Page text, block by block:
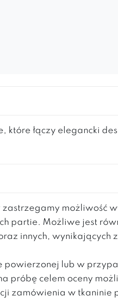
które łączy elegancki
możliwość
partie. Możliwe jest
innych,
powierzonej lub w
próbę celem oceny
zamówienia w tkaninie